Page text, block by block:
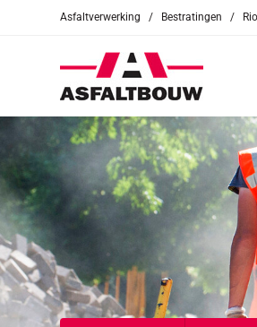
Asfaltverwerking / Bestratingen /